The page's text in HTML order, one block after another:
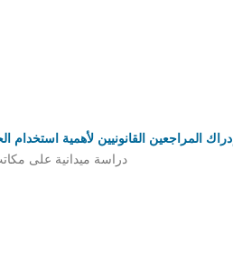
المراجعين القانونيين لأهمية استخدام
دراسة ميدانية على